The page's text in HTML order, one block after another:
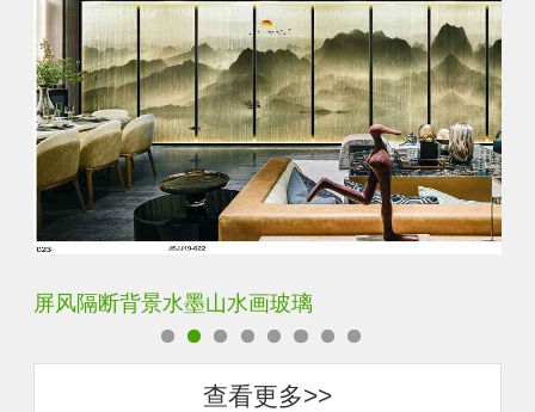
屏风隔断背景水墨山水画玻璃
查看更多>>